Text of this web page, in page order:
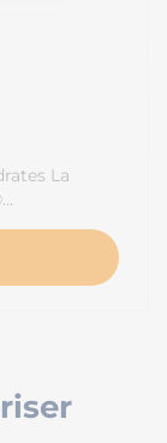
La